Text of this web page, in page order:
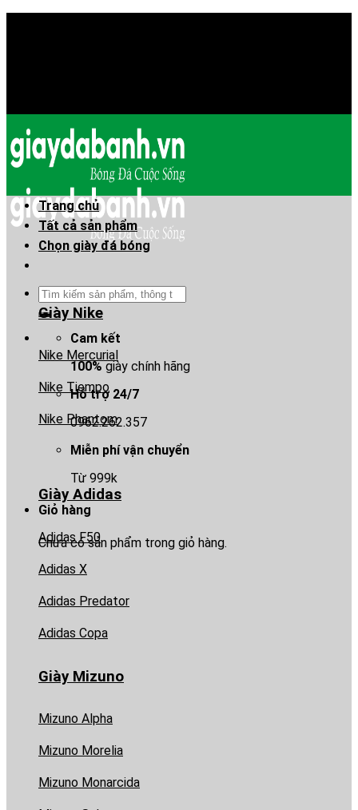
Tìm
kiếm:
Cam kết
100%giày chính hãng
Hỗ trợ 24/7
0962.262.357
Miễn phí vận chuyển
Từ 999k
Giỏ hàng
Chưa có sản phẩm trong giỏ hàng.
Trang chủ
Tất cả sản phẩm
Chọn giày đá bóng
Giày Nike
Nike Mercurial
Nike Tiempo
Nike Phantom
Giày Adidas
Adidas F50
Adidas X
Adidas Predator
Adidas Copa
Giày Mizuno
Mizuno Alpha
Mizuno Morelia
Mizuno Monarcida